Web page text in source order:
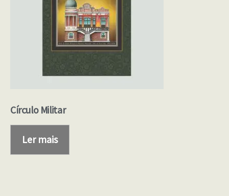
Círculo Militar
Ler mais